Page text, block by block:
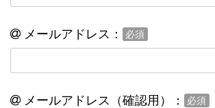
メールアドレス： 必須
メールアドレス（確認用）： 必須